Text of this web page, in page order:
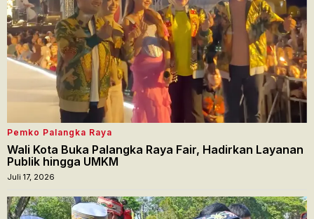
Pemko Palangka Raya
Wali Kota Buka Palangka Raya Fair, Hadirkan Layanan
Publik hingga UMKM
Juli 17, 2026